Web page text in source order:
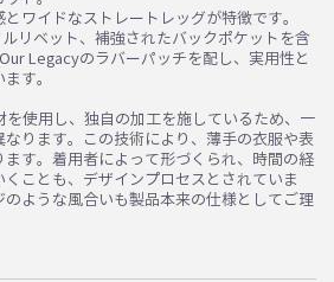
ワイドなストレートレッグが特徴です。
リベット、補強されたバックポケットを含
Legacyのラバーパッチを配し、実用性と
す。
使用し、独自の加工を施しているため、一
ります。この技術により、薄手の衣服や表
す。着用者によって形づくられ、時間の経
ことも、デザインプロセスとされていま
ような風合いも製品本来の仕様としてご理